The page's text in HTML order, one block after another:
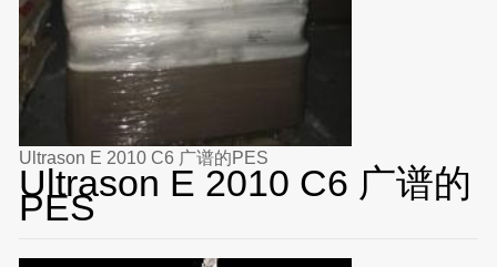
Ultrason E 2010 C6 广谱的PES
Ultrason E 2010 C6 广谱的
PES